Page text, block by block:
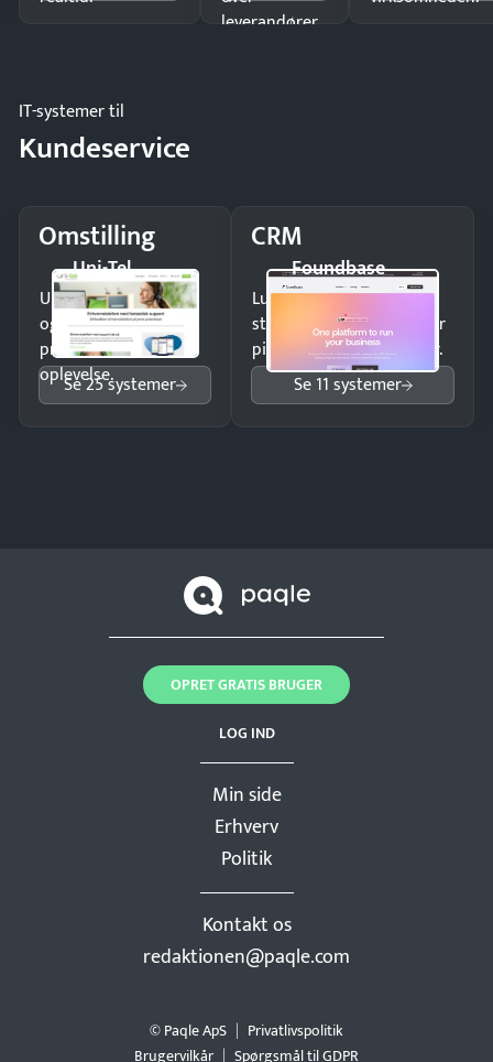
leverandører
IT-systemer til
Kundeservice
Omstilling
Uni-Tel
Undgå tabte opkald
og giv kunderne en
professionel
oplevelse.
Se 25 systemer
CRM
Foundbase
Luk flere salg med et
struktureret overblik over
pipeline og opfølgninger.
Se 11 systemer
Min side
Erhverv
Politik
Kontakt os
redaktionen@paqle.com
LOG IND
OPRET GRATIS BRUGER
© Paqle ApS
Privatlivspolitik
Brugervilkår
Spørgsmål til GDPR